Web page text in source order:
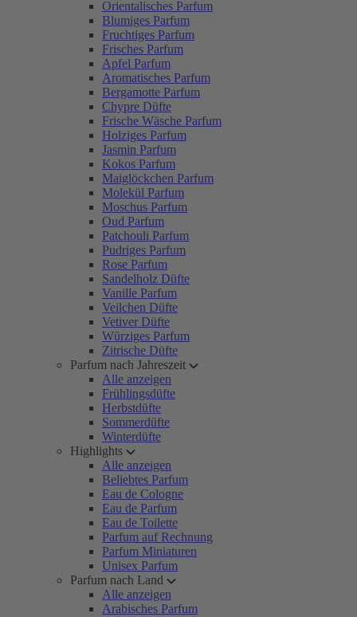
Orientalisches Parfum
Blumiges Parfum
Fruchtiges Parfum
Frisches Parfum
Apfel Parfum
Aromatisches Parfum
Bergamotte Parfum
Chypre Düfte
Frische Wäsche Parfum
Holziges Parfum
Jasmin Parfum
Kokos Parfum
Maiglöckchen Parfum
Molekül Parfum
Moschus Parfum
Oud Parfum
Patchouli Parfum
Pudriges Parfum
Rose Parfum
Sandelholz Düfte
Vanille Parfum
Veilchen Düfte
Vetiver Düfte
Würziges Parfum
Zitrische Düfte
Parfum nach Jahreszeit
Alle anzeigen
Frühlingsdüfte
Herbstdüfte
Sommerdüfte
Winterdüfte
Highlights
Alle anzeigen
Beliebtes Parfum
Eau de Cologne
Eau de Parfum
Eau de Toilette
Parfum auf Rechnung
Parfum Miniaturen
Unisex Parfum
Parfum nach Land
Alle anzeigen
Arabisches Parfum